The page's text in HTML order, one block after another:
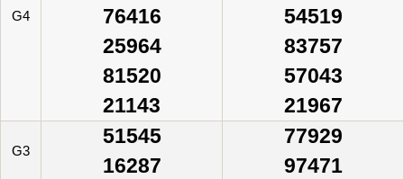
G4
76416
25964
81520
21143
54519
83757
57043
21967
G3
51545
16287
77929
97471